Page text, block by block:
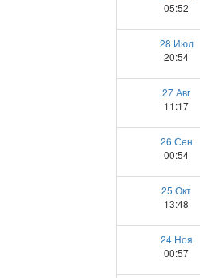
05:52
28 Июл
20:54
27 Авг
11:17
26 Сен
00:54
25 Окт
13:48
24 Ноя
00:57